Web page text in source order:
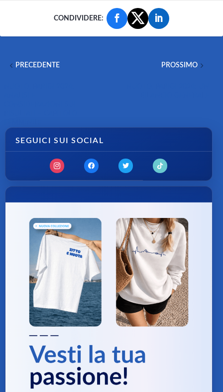
CONDIVIDERE:
PRECEDENTE PROSSIMO
SEGUICI SUI SOCIAL